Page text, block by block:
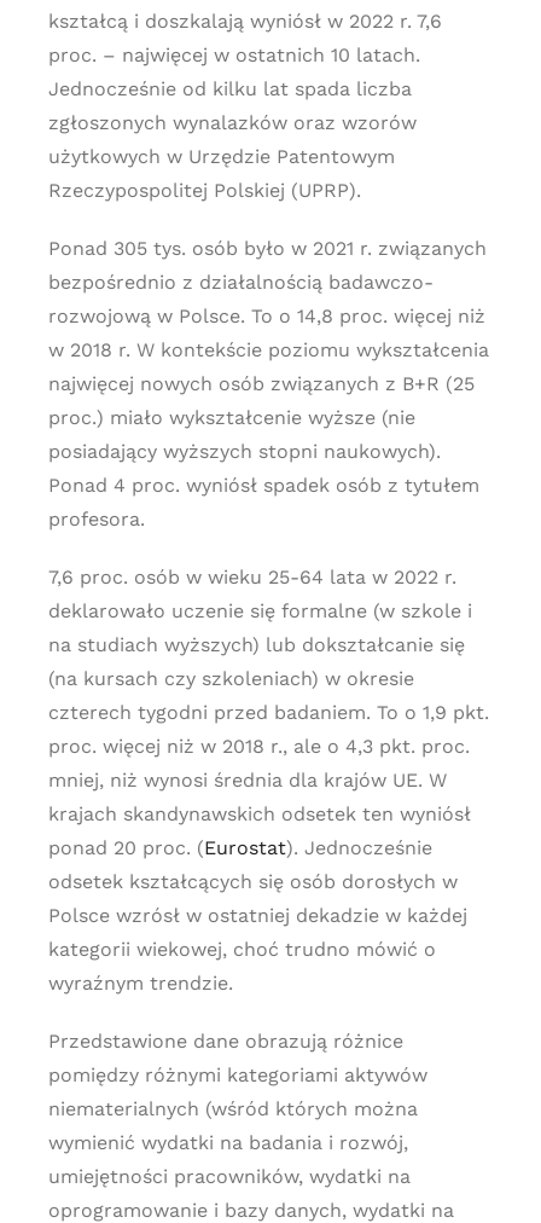
kształcą i doszkalają wyniósł w 2022 r. 7,6
proc. – najwięcej w ostatnich 10 latach.
Jednocześnie od kilku lat spada liczba
zgłoszonych wynalazków oraz wzorów
użytkowych w Urzędzie Patentowym
Rzeczypospolitej Polskiej (UPRP).
Ponad 305 tys. osób było w 2021 r. związanych
bezpośrednio z działalnością badawczo-
rozwojową w Polsce. To o 14,8 proc. więcej niż
w 2018 r. W kontekście poziomu wykształcenia
najwięcej nowych osób związanych z B+R (25
proc.) miało wykształcenie wyższe (nie
posiadający wyższych stopni naukowych).
Ponad 4 proc. wyniósł spadek osób z tytułem
profesora.
7,6 proc. osób w wieku 25-64 lata w 2022 r.
deklarowało uczenie się formalne (w szkole i
na studiach wyższych) lub dokształcanie się
(na kursach czy szkoleniach) w okresie
czterech tygodni przed badaniem. To o 1,9 pkt.
proc. więcej niż w 2018 r., ale o 4,3 pkt. proc.
mniej, niż wynosi średnia dla krajów UE. W
krajach skandynawskich odsetek ten wyniósł
ponad 20 proc. (Eurostat). Jednocześnie
odsetek kształcących się osób dorosłych w
Polsce wzrósł w ostatniej dekadzie w każdej
kategorii wiekowej, choć trudno mówić o
wyraźnym trendzie.
Przedstawione dane obrazują różnice
pomiędzy różnymi kategoriami aktywów
niematerialnych (wśród których można
wymienić wydatki na badania i rozwój,
umiejętności pracowników, wydatki na
oprogramowanie i bazy danych, wydatki na